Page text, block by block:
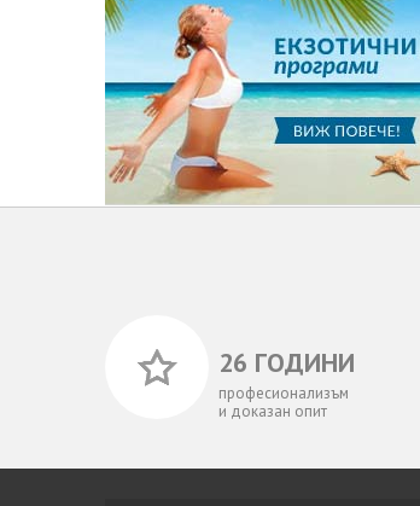
26 ГОДИНИ
професионализъм
и доказан опит